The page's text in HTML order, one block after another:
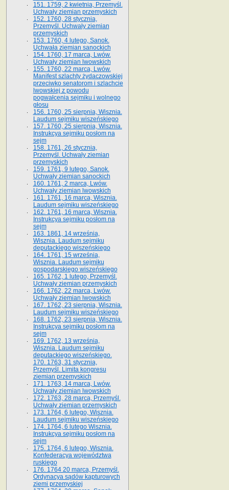
151. 1759, 2 kwietnia, Przemyśl.
Uchwały ziemian przemyskich
152. 1760, 28 stycznia,
Przemyśl. Uchwały ziemian
przemyskich
153. 1760, 4 lutego, Sanok.
Uchwała ziemian sanockich
154. 1760, 17 marca, Lwów.
Uchwały ziemian lwowskich
155. 1760, 22 marca, Lwów.
Manifest szlachty żydaczowskiej
przeciwko senatorom i szlachcie
lwowskiej z po­wodu
pogwałcenia sejmiku i wolnego
głosu
156. 1760, 25 sierpnia, Wisznia.
Laudum sejmiku wiszeńskiego
157. 1760, 25 sierpnia, Wisznia.
Instrukcya sejmiku posłom na
sejm
158. 1761, 26 stycznia,
Przemyśl. Uchwały ziemian
przemyskich
159. 1761, 9 lutego, Sanok.
Uchwały ziemian sanockich
160. 1761, 2 marca, Lwów.
Uchwały ziemian lwowskich
161. 1761, 16 marca, Wisznia.
Laudum sejmiku wiszeńskiego
162. 1761, 16 marca, Wisznia.
Instrukcya sejmiku posłom na
sejm
163. 1861, 14 września,
Wisznia. Laudum sejmiku
deputackiego wiszeńskiego
164. 1761, 15 września,
Wisznia. Laudum sejmiku
gospodarskiego wiszeńskiego
165. 1762, 1 lutego, Przemyśl.
Uchwały ziemian przemyskich
166. 1762, 22 marca, Lwów.
Uchwały ziemian lwowskich
167. 1762, 23 sierpnia, Wisznia.
Laudum sejmiku wiszeńskiego
168. 1762, 23 sierpnia, Wisznia.
Instrukcya sejmiku posłom na
sejm
169. 1762, 13 września,
Wisznia. Laudum sejmiku
deputackiego wiszeńskiego.
170. 1763, 31 stycznia,
Przemyśl. Limita kongresu
ziemian przemyskich
171. 1763, 14 marca, Lwów.
Uchwały ziemian lwowskich
172. 1763, 28 marca, Przemyśl.
Uchwały ziemian przemyskich
173. 1764, 6 lutego, Wisznia.
Laudum sejmiku wiszeńskiego
174. 1764, 6 lutego Wisznia.
Instrukcya sejmiku posłom na
sejm
175. 1764, 6 lutego, Wisznia.
Konfederacya województwa
ruskiego
176. 1764 20 marca, Przemyśl.
Ordynacya sądów kapturowych
ziemi przemyskiej